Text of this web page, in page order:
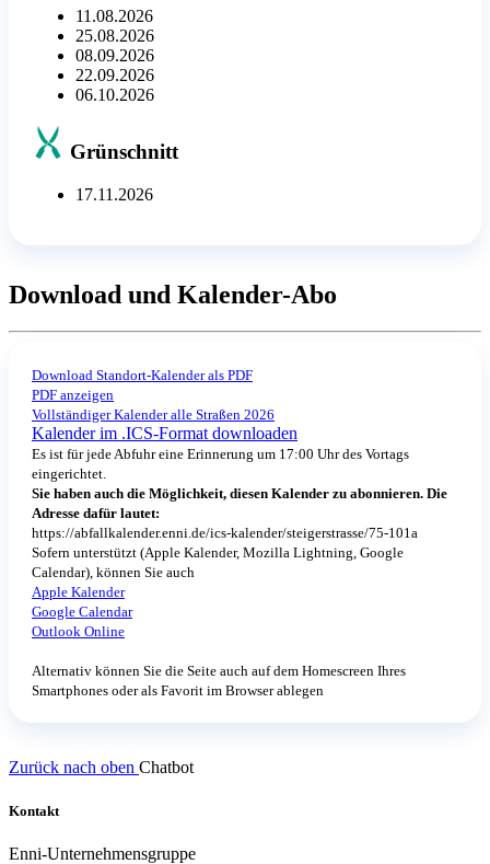
11.08.2026
25.08.2026
08.09.2026
22.09.2026
06.10.2026
Grünschnitt
17.11.2026
Download und Kalender-Abo
Download Standort-Kalender als PDF
PDF anzeigen
Vollständiger Kalender alle Straßen 2026
Kalender im .ICS-Format downloaden
Es ist für jede Abfuhr eine Erinnerung um 17:00 Uhr des Vortags
eingerichtet.
Sie haben auch die Möglichkeit, diesen Kalender zu abonnieren. Die
Adresse dafür lautet:
https://abfallkalender.enni.de/ics-kalender/steigerstrasse/75-101a
Sofern unterstützt (Apple Kalender, Mozilla Lightning, Google
Calendar), können Sie auch
Apple Kalender
Google Calendar
Outlook Online
Alternativ können Sie die Seite auch auf dem Homescreen Ihres
Smartphones oder als Favorit im Browser ablegen
Zurück nach oben Chatbot
Kontakt
Enni-Unternehmensgruppe